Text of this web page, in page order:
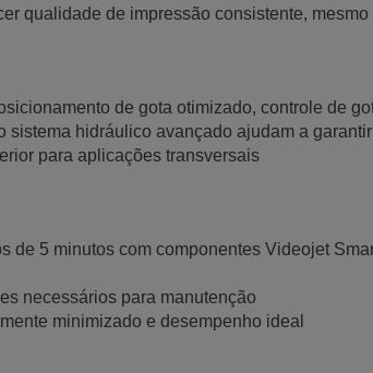
qualidade de impressão consistente,
de gota otimizado, controle de
sistema hidráulico avançado ajudam a
para aplicações transversais
de 5 minutos com componentes Videojet
necessários para manutenção
minimizado e desempenho ideal